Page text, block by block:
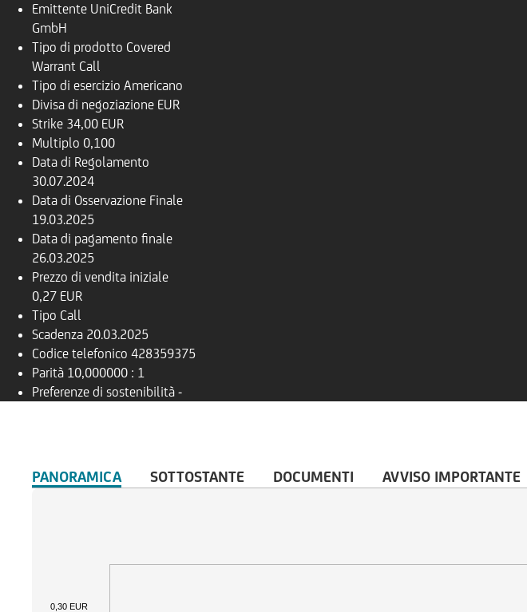
Emittente UniCredit Bank
GmbH
Tipo di prodotto Covered
Warrant Call
Tipo di esercizio Americano
Divisa di negoziazione EUR
Strike 34,00 EUR
Multiplo 0,100
Data di Regolamento
30.07.2024
Data di Osservazione Finale
19.03.2025
Data di pagamento finale
26.03.2025
Prezzo di vendita iniziale
0,27 EUR
Tipo Call
Scadenza 20.03.2025
Codice telefonico 428359375
Parità 10,000000 : 1
Preferenze di sostenibilità -
PANORAMICA SOTTOSTANTE DOCUMENTI AVVISO IMPORTANTE
0,30 EUR